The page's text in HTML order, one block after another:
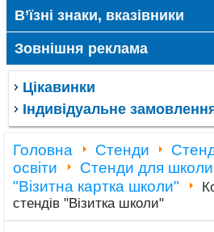
В’їзні знаки, вказівники
Зовнішня реклама
Цікавинки
Індивідуальне
Головна Стенди
освіти
Стенди для школи
"Візитна картка школи"
стендів "Візитка школи"